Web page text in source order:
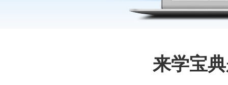
来学宝